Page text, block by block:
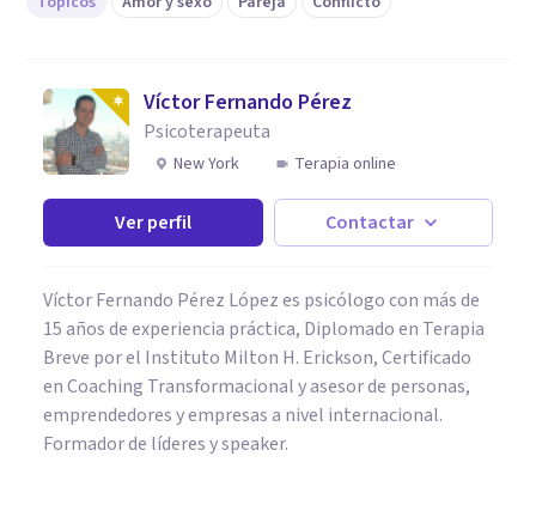
Víctor Fernando Pérez
Psicoterapeuta
New York Terapia online
Ver perfil Contactar
Víctor Fernando Pérez López es psicólogo con más de
15 años de experiencia práctica, Diplomado en Terapia
Breve por el Instituto Milton H. Erickson, Certificado
en Coaching Transformacional y asesor de personas,
emprendedores y empresas a nivel internacional.
Formador de líderes y speaker.